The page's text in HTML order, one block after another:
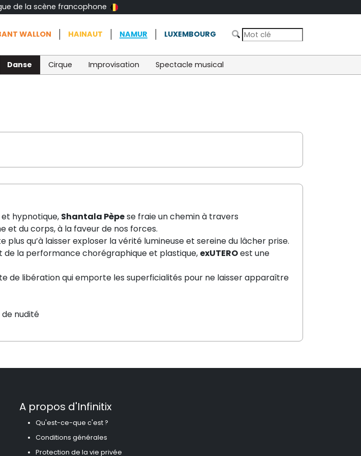
de la scène francophone
WALLON HAINAUT NAMUR LUXEMBOURG
Danse Cirque Improvisation Spectacle musical
hypnotique, Shantala Pèpese fraie un chemin à travers
et du corps, à la faveur de nos forces.
plus qu’à laisser exploser la vérité lumineuse et sereine du lâcher prise.
de la performance chorégraphique et plastique, exUTEROest une
de libération qui emporte les superficialités pour ne laisser apparaître
nudité
A propos d'Infinitix
Qu'est-ce-que c'est ?
Conditions générales
Protection de la vie privée